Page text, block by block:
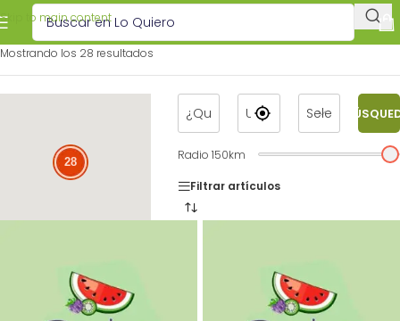
Skip to main content
Mostrando los 28 resultados
28 Radio150km
Filtrar artículos